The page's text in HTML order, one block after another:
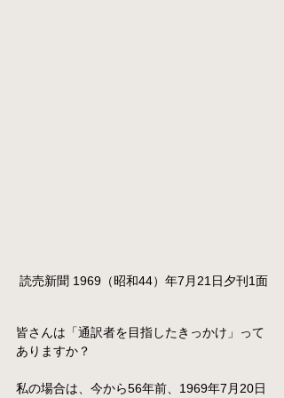
読売新聞 1969（昭和44）年7月21日夕刊1面
皆さんは「通訳者を目指したきっかけ」って
ありますか？
私の場合は、今から56年前、1969年7月20日